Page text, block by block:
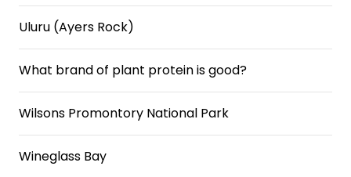
Uluru (Ayers Rock)
What brand of plant protein is good?
Wilsons Promontory National Park
Wineglass Bay